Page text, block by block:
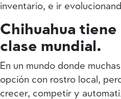
inventario, e ir
Chihuahua
clase mundial.
En un mundo donde
opción con rostro local,
crecer, competir y